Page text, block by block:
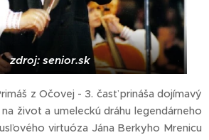
zdroj: senior.sk
z Očovej - 3. časť prináša dojímavý
život a umeleckú dráhu legendárneho
virtuóza Jána Berkyho Mrenicu